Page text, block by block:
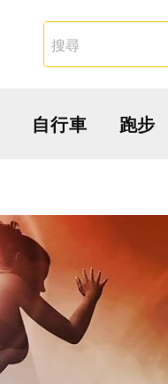
自行車 跑步